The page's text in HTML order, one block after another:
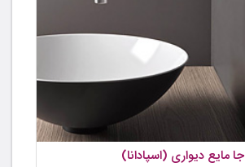
جا مایع دیواری (اسپادانا)